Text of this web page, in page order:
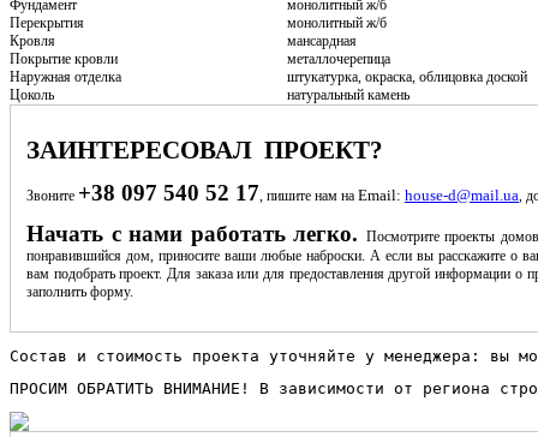
Фундамент
монолитный ж/б
Перекрытия
монолитный ж/б
Кровля
мансардная
Покрытие кровли
металлочерепица
Наружная отделка
штукатурка, окраска, облицовка доской
Цоколь
натуральный камень
ЗАИНТЕРЕСОВАЛ ПРОЕКТ?
Звоните +38 097 540 52 17 , пишите нам на Email: house-d@mail.ua ,
Начать с нами работать легко. Посмотрите проекты
понравившийся дом, приносите ваши любые наброски. А если вы расскажите о
вам подобрать проект. Для заказа или для предоставления другой информации о
заполнить форму.
Состав и стоимость проекта уточняйте у менеджера:
ПРОСИМ ОБРАТИТЬ ВНИМАНИЕ! В зависимости от региона